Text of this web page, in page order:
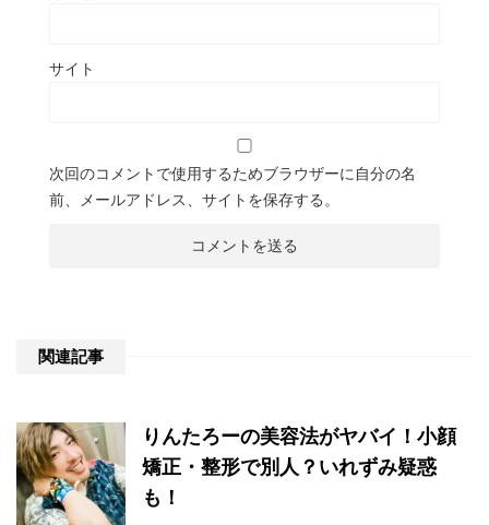
サイト
次回のコメントで使用するためブラウザーに自分の名
前、メールアドレス、サイトを保存する。
関連記事
りんたろーの美容法がヤバイ！小顔
矯正・整形で別人？いれずみ疑惑
も！